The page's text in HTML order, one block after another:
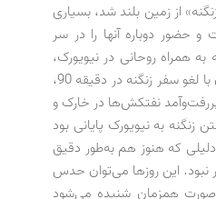
از زمین بلند شد، بسیاری
و حضور دوباره آنها را در سر
به همراه روحانی در نیویورک،
دوباره درهای صنعت نفت ایران را به روی غول‌های نفتی می‌گشود و اکنون با لغو سفر زنگنه در دقیقه 90،
نفتکش‌ها در خارک و
زنگنه به نیویورک پایانی بود
دلیلی که هنوز هم به‌طور دقیق
نبود. این روزها می‌توان حدس
صورت همزمان شنیده می‌شود